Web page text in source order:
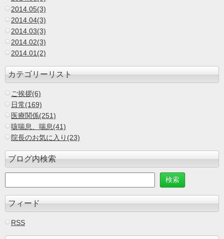
2014.05(3)
2014.04(3)
2014.03(3)
2014.02(3)
2014.01(2)
カテゴリーリスト
ご挨拶(6)
日常(169)
医療関係(251)
咳喘息、喘息(41)
院長のお気に入り(23)
ブログ内検索
フィード
RSS